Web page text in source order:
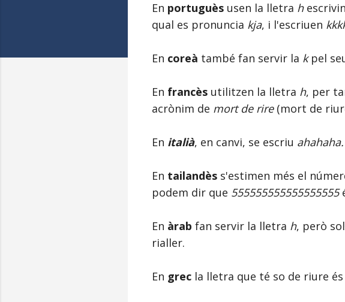
En portuguès usen la lletra h
qual es pronuncia kja, i l'escriuen
En coreà també fan servir la kpel
En francès utilitzen la lletra h, per
acrònim de mort de rire(mort de
En italià, en canvi, se escriu ahahaha.
En tailandès s'estimen més el
podem dir que 555555555555555555
En àrab fan servir la lletra h, però
rialler.
En grec la lletra que té so de riure és